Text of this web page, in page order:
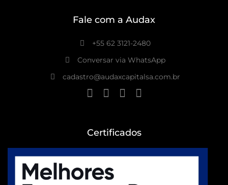
Fale com a Audax
+55 62 3121-2480
Conversar via WhatsApp
cadastro@audaxcapitalsa.com.br
Certificados